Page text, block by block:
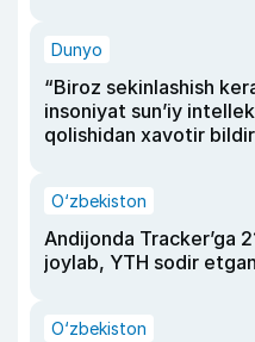
Dunyo
“Biroz sekinlashish
insoniyat sun’iy
qolishidan xavotir
O‘zbekiston
Andijonda Tracker’ga
joylab, YTH sodir
O‘zbekiston